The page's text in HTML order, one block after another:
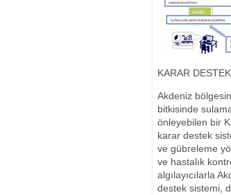
KARAR
Akdeniz
bitkisinde
önleyebilen bir
karar destek
ve gübreleme
ve hastalık
algılayıcılarla
destek sistemi,